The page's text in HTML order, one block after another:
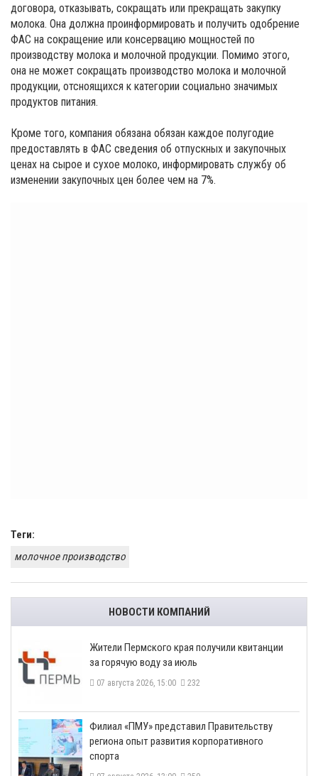
договора, отказывать, сокращать или прекращать закупку
молока. Она должна проинформировать и получить одобрение
ФАС на сокращение или консервацию мощностей по
производству молока и молочной продукции. Помимо этого,
она не может сокращать производство молока и молочной
продукции, отсноящихся к категории социально значимых
продуктов питания.
Кроме того, компания обязана обязан каждое полугодие
предоставлять в ФАС сведения об отпускных и закупочных
ценах на сырое и сухое молоко, информировать службу об
изменении закупочных цен более чем на 7%.
Теги:
молочное производство
НОВОСТИ КОМПАНИЙ
​Жители Пермского края получили квитанции
за горячую воду за июль
07 августа 2026, 15:00 232
​Филиал «ПМУ» представил Правительству
региона опыт развития корпоративного
спорта